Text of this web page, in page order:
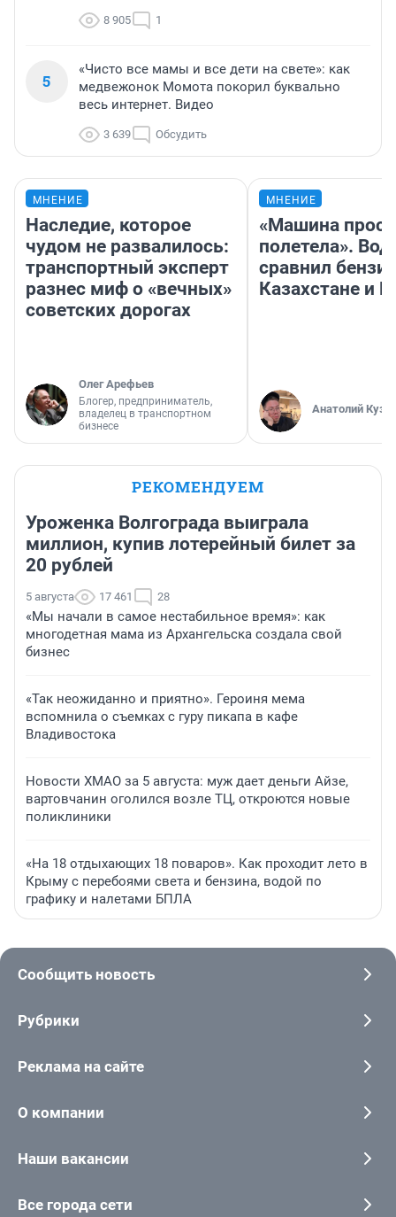
8 905 1
5
«Чисто все мамы и все дети на свете»: как
медвежонок Момота покорил буквально
весь интернет. Видео
3 639 Обсудить
МНЕНИЕ
Наследие, которое
чудом не развалилось:
транспортный эксперт
разнес миф о «вечных»
советских дорогах
Олег Арефьев
Блогер, предприниматель,
владелец в транспортном
бизнесе
МНЕНИЕ
«Машина
полетела».
сравнил
Казахстане и
Анатолий
РЕКОМЕНДУЕМ
Уроженка Волгограда выиграла
миллион, купив лотерейный билет за
20 рублей
5 августа 17 461 28
«Мы начали в самое нестабильное время»: как
многодетная мама из Архангельска создала свой
бизнес
«Так неожиданно и приятно». Героиня мема
вспомнила о съемках с гуру пикапа в кафе
Владивостока
Новости ХМАО за 5 августа: муж дает деньги Айзе,
вартовчанин оголился возле ТЦ, откроются новые
поликлиники
«На 18 отдыхающих 18 поваров». Как проходит лето в
Крыму с перебоями света и бензина, водой по
графику и налетами БПЛА
Сообщить новость
Рубрики
Реклама на сайте
О компании
Наши вакансии
Все города сети